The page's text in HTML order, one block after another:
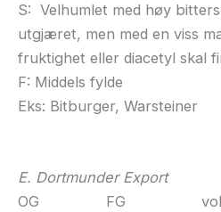
S: Velhumlet med høy
utgjæret, men med en viss
fruktighet eller diacetyl skal
F: Middels fylde
Eks: Bitburger, Warsteiner
E. Dortmunder Export
OG FG